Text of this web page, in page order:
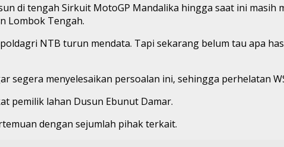
di tengah Sirkuit MotoGP Mandalika hingga saat ini masih
Lombok Tengah.
NTB turun mendata. Tapi sekarang belum tau apa
segera menyelesaikan persoalan ini, sehingga perhelatan
pemilik lahan Dusun Ebunut Damar.
dengan sejumlah pihak terkait.